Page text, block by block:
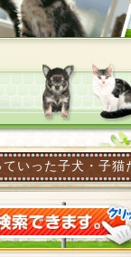
子犬・子猫たちを